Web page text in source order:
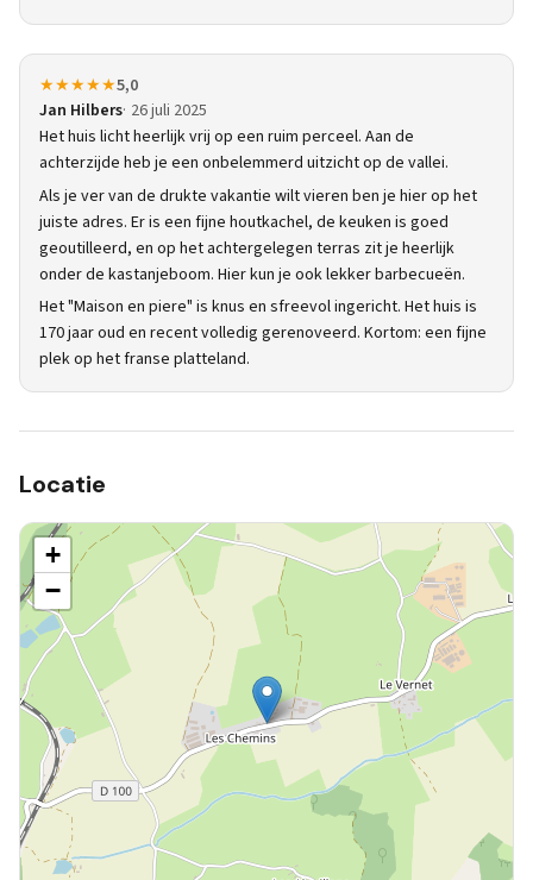
★★★★★5,0
Jan Hilbers 26 juli 2025
Het huis licht heerlijk vrij op een ruim perceel. Aan de
achterzijde heb je een onbelemmerd uitzicht op de vallei.
Als je ver van de drukte vakantie wilt vieren ben je hier op het
juiste adres. Er is een fijne houtkachel, de keuken is goed
geoutilleerd, en op het achtergelegen terras zit je heerlijk
onder de kastanjeboom. Hier kun je ook lekker barbecueën.
Het "Maison en piere" is knus en sfreevol ingericht. Het huis is
170 jaar oud en recent volledig gerenoveerd. Kortom: een fijne
plek op het franse platteland.
Locatie
+
−